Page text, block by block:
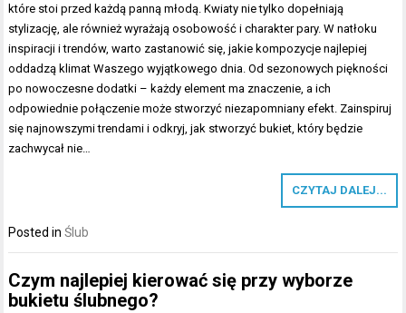
które stoi przed każdą panną młodą. Kwiaty nie tylko dopełniają
stylizację, ale również wyrażają osobowość i charakter pary. W natłoku
inspiracji i trendów, warto zastanowić się, jakie kompozycje najlepiej
oddadzą klimat Waszego wyjątkowego dnia. Od sezonowych piękności
po nowoczesne dodatki – każdy element ma znaczenie, a ich
odpowiednie połączenie może stworzyć niezapomniany efekt. Zainspiruj
się najnowszymi trendami i odkryj, jak stworzyć bukiet, który będzie
zachwycał nie…
CZYTAJ DALEJ...
Posted inŚlub
Czym najlepiej kierować się przy wyborze
bukietu ślubnego?